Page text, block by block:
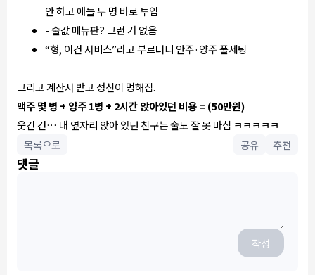
안 하고 애들 두 명 바로 투입
- 술값 메뉴판? 그런 거 없음
“형, 이건 서비스”라고 부르더니 안주·양주 풀세팅
그리고 계산서 받고 정신이 멍해짐.
맥주 몇 병 + 양주 1병 + 2시간 앉아있던 비용 = (50만원)
웃긴 건… 내 옆자리 앉아 있던 친구는 술도 잘 못 마심 ㅋㅋㅋㅋㅋ
목록으로
공유 추천
댓글
작성